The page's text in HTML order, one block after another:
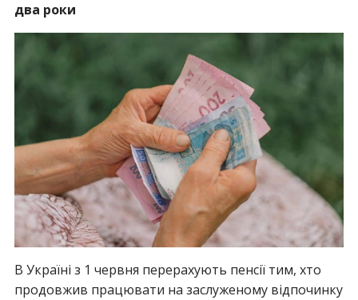
два роки
В Україні з 1 червня перерахують пенсії тим, хто
продовжив працювати на заслуженому відпочинку